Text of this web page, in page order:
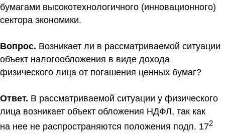
бумагами высокотехнологичного (инновационного)
сектора экономики.
Вопрос. Возникает ли в рассматриваемой ситуации
объект налогообложения в виде дохода
физического лица от погашения ценных бумаг?
Ответ. В рассматриваемой ситуации у физического
лица возникает объект обложения НДФЛ, так как
на нее не распространяются положения подп. 172